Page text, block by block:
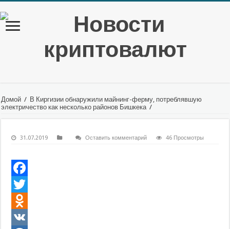
Домой / В Киргизии обнаружили майнинг-ферму, потреблявшую
электричество как несколько районов Бишкека /
31.07.2019 Оставить комментарий 46 Просмотры
Facebook
Twitter
Odnoklassniki